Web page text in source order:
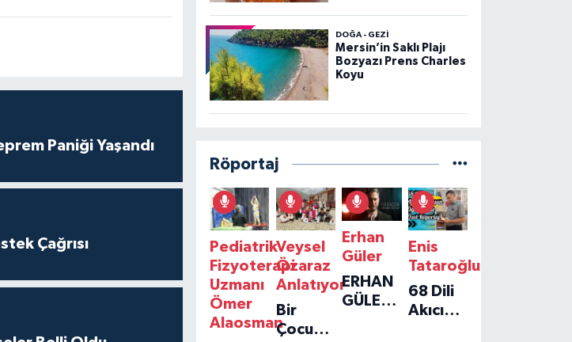
Paniği Yaşandı
Çağrısı
DOĞA - GEZI
Mersin’in Saklı Plajı
Bozyazı Prens Charles
Koyu
Röportaj
Pediatrik
Fizyoterapi
Uzmanı
Ömer
Alaosman
Veysel
Özaraz
Anlatıyor
Bir
Çocuğun
Erhan
Güler
ERHAN
GÜLER'IN
Enis
Tataroğlu
68 Dili
Akıcı